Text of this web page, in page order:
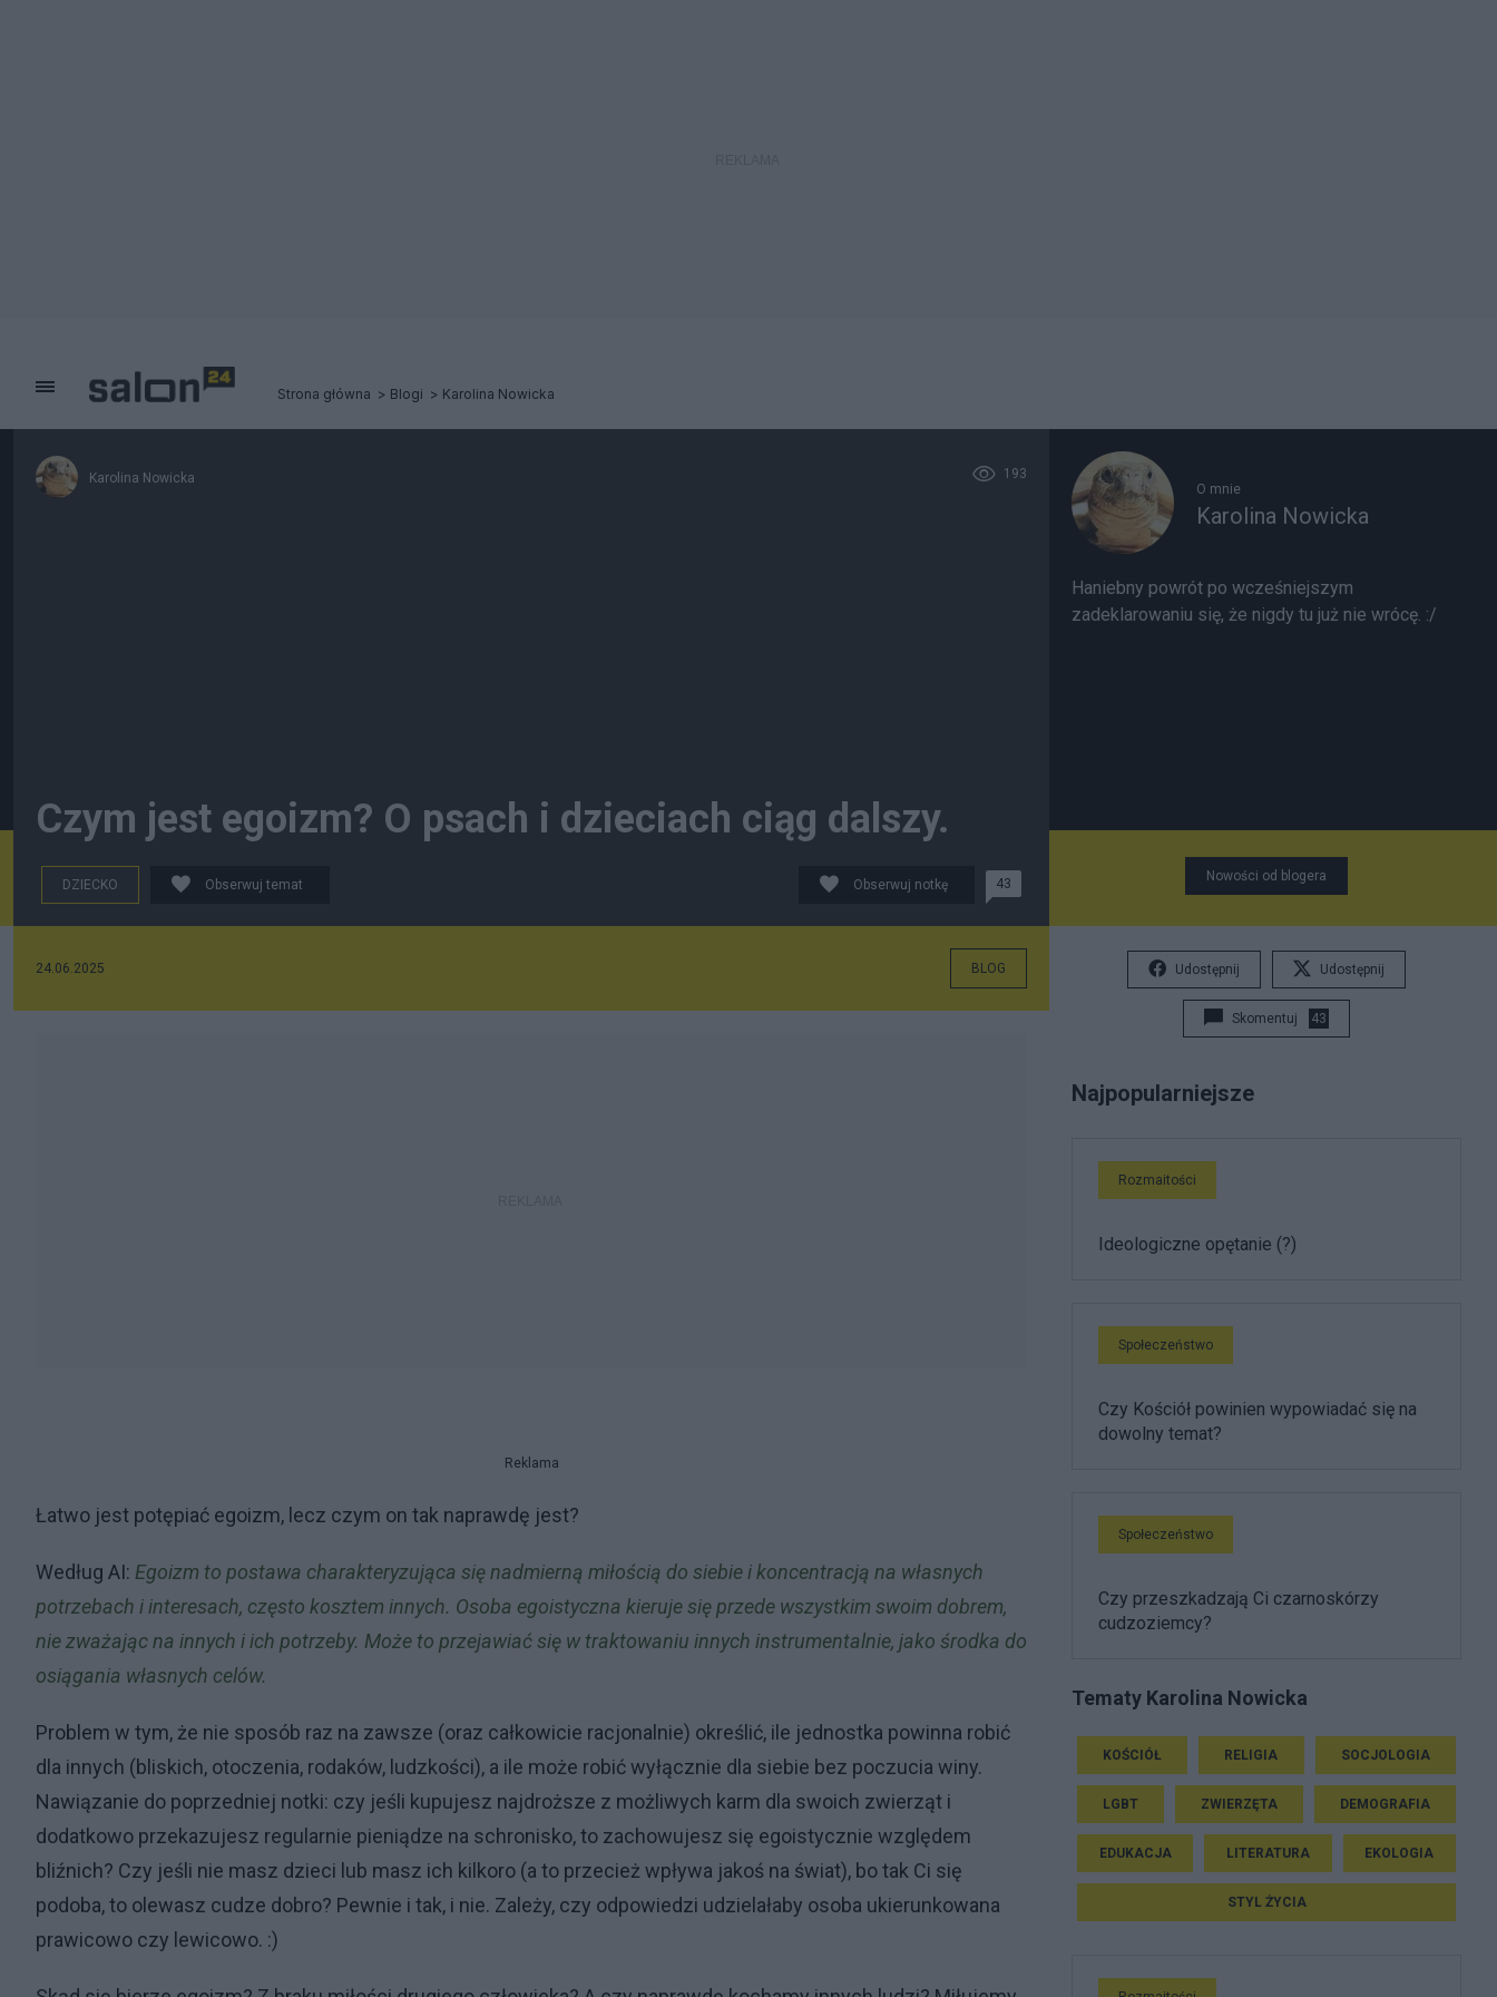
Strona główna Blogi Karolina Nowicka
Karolina Nowicka 193
Czym jest egoizm? O psach i dzieciach ciąg dalszy.
DZIECKO Obserwuj temat Obserwuj notkę 43
24.06.2025 BLOG
Reklama
Łatwo jest potępiać egoizm, lecz czym on tak naprawdę jest?
Według AI: Egoizm to postawa charakteryzująca się nadmierną miłością do siebie i koncentracją na własnych
potrzebach i interesach, często kosztem innych. Osoba egoistyczna kieruje się przede wszystkim swoim dobrem,
nie zważając na innych i ich potrzeby. Może to przejawiać się w traktowaniu innych instrumentalnie, jako środka do
osiągania własnych celów.
Problem w tym, że nie sposób raz na zawsze (oraz całkowicie racjonalnie) określić, ile jednostka powinna robić
dla innych (bliskich, otoczenia, rodaków, ludzkości), a ile może robić wyłącznie dla siebie bez poczucia winy.
Nawiązanie do poprzedniej notki: czy jeśli kupujesz najdroższe z możliwych karm dla swoich zwierząt i
dodatkowo przekazujesz regularnie pieniądze na schronisko, to zachowujesz się egoistycznie względem
bliźnich? Czy jeśli nie masz dzieci lub masz ich kilkoro (a to przecież wpływa jakoś na świat), bo tak Ci się
podoba, to olewasz cudze dobro? Pewnie i tak, i nie. Zależy, czy odpowiedzi udzielałaby osoba ukierunkowana
prawicowo czy lewicowo. :)
O mnie
Karolina Nowicka
Haniebny powrót po wcześniejszym
zadeklarowaniu się, że nigdy tu już nie wrócę. :/
Nowości od blogera
Udostępnij Udostępnij
Skomentuj 43
Najpopularniejsze
Rozmaitości
Ideologiczne opętanie (?)
Społeczeństwo
Czy Kościół powinien wypowiadać się na
dowolny temat?
Społeczeństwo
Czy przeszkadzają Ci czarnoskórzy
cudzoziemcy?
Tematy Karolina Nowicka
KOŚCIÓŁ RELIGIA SOCJOLOGIA
LGBT ZWIERZĘTA DEMOGRAFIA
EDUKACJA LITERATURA EKOLOGIA
STYL ŻYCIA